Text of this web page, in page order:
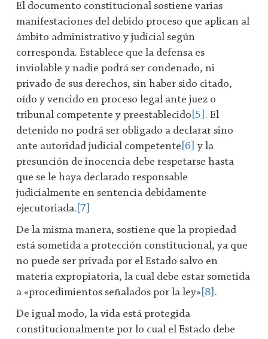
El documento constitucional sostiene varias
manifestaciones del debido proceso que aplican al
ámbito administrativo y judicial según
corresponda. Establece que la defensa es
inviolable y nadie podrá ser condenado, ni
privado de sus derechos, sin haber sido citado,
oído y vencido en proceso legal ante juez o
tribunal competente y preestablecido [5] . El
detenido no podrá ser obligado a declarar sino
ante autoridad judicial competente [6]
y la
presunción de inocencia debe respetarse hasta
que se le haya declarado responsable
judicialmente en sentencia debidamente
ejecutoriada. [7]
De la misma manera, sostiene que la propiedad
está sometida a protección constitucional, ya que
no puede ser privada por el Estado salvo en
materia expropiatoria, la cual debe estar sometida
a «procedimientos señalados por la ley» [8] .
De igual modo, la vida está protegida
constitucionalmente por lo cual el Estado debe